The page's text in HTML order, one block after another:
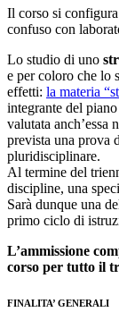
Il corso si
confuso con
Lo studio di uno
e per coloro che lo
effetti: la materia
integrante del
valutata anch’essa
prevista una prova
pluridisciplinare.
Al termine del
discipline, una
Sarà dunque una
primo ciclo di
L’ammissione
corso per tutto il
FINALITA’ GENERALI